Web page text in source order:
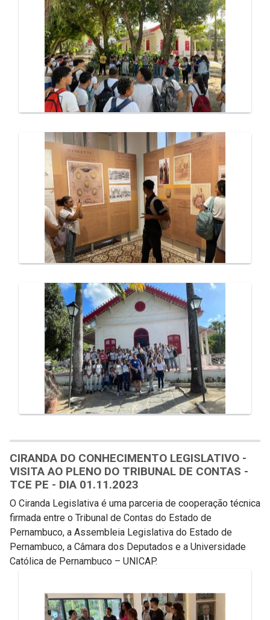
CIRANDA DO CONHECIMENTO LEGISLATIVO -
VISITA AO PLENO DO TRIBUNAL DE CONTAS -
TCE PE - DIA 01.11.2023
O Ciranda Legislativa é uma parceria de cooperação técnica
firmada entre o Tribunal de Contas do Estado de
Pernambuco, a Assembleia Legislativa do Estado de
Pernambuco, a Câmara dos Deputados e a Universidade
Católica de Pernambuco – UNICAP.